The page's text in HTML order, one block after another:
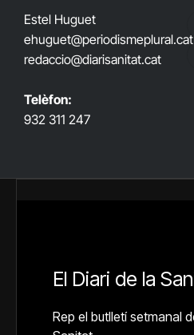
Estel Huguet
ehuguet@periodismeplural.cat
redaccio@diarisanitat.cat
Telèfon:
932 311 247